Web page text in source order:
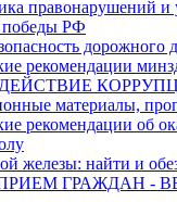
правонарушений и
РФ
дорожного
рекомендации
материалы,
рекомендации об
железы: найти и
ГРАЖДАН -